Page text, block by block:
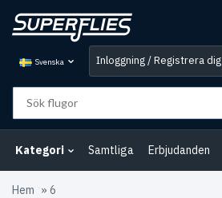
Svenska Inloggning / Registrera dig
Kategori Samtliga Erbjudanden
Hem » 6